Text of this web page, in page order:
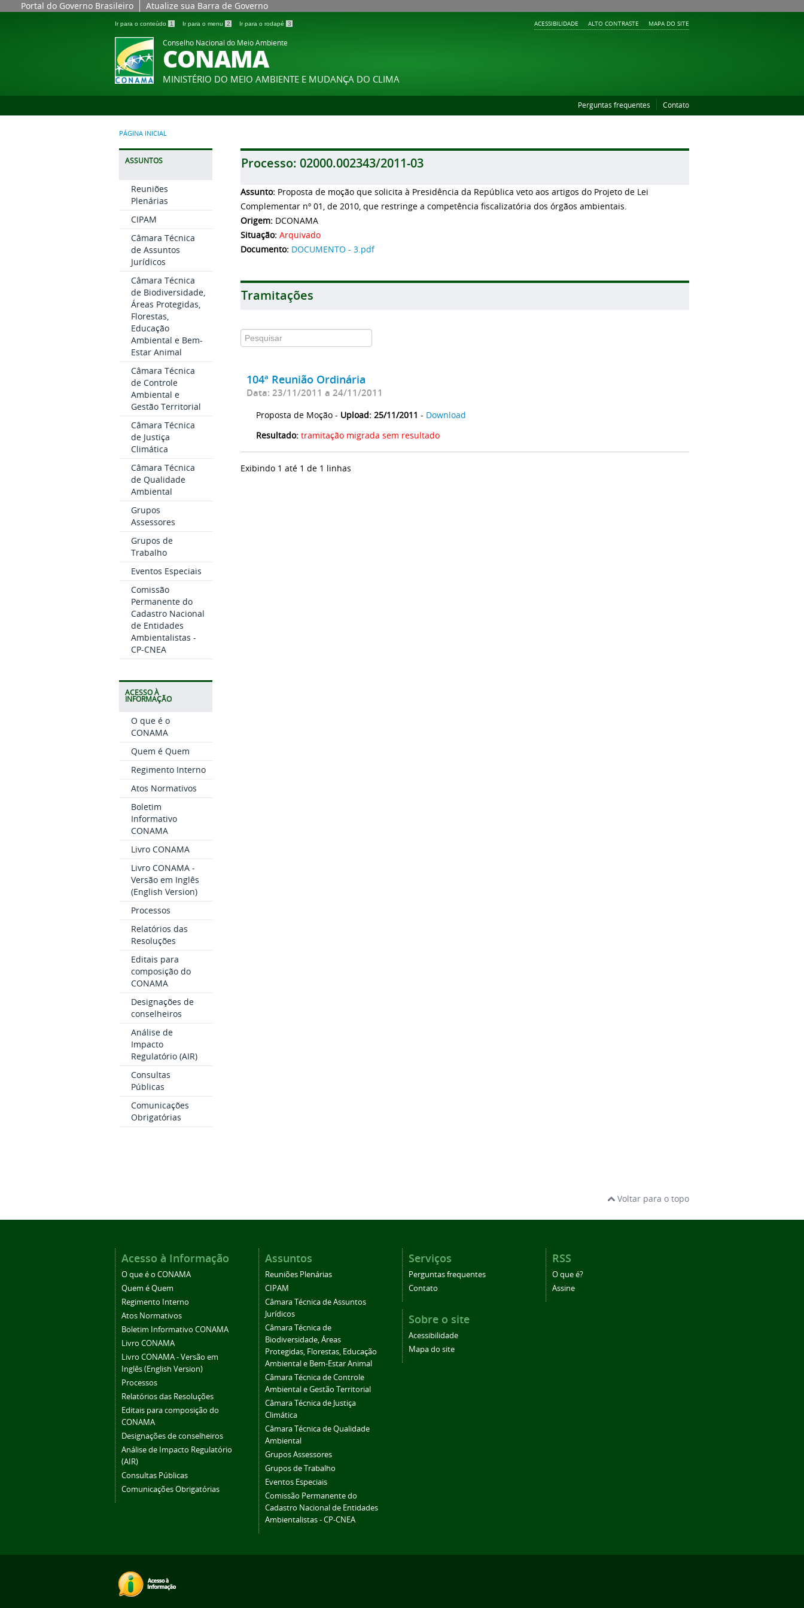
Portal do Governo Brasileiro Atualize sua Barra de Governo
Ir para o conteúdo 1 Ir para o menu 2 Ir para o rodapé 3 ACESSIBILIDADE ALTO CONTRASTE MAPA DO SITE
Conselho Nacional do Meio Ambiente
CONAMA
MINISTÉRIO DO MEIO AMBIENTE E MUDANÇA DO CLIMA
Perguntas frequentes Contato
PÁGINA INICIAL
ASSUNTOS
Reuniões
Plenárias
CIPAM
Câmara Técnica
de Assuntos
Jurídicos
Câmara Técnica
de Biodiversidade,
Áreas Protegidas,
Florestas,
Educação
Ambiental e Bem-
Estar Animal
Câmara Técnica
de Controle
Ambiental e
Gestão Territorial
Câmara Técnica
de Justiça
Climática
Câmara Técnica
de Qualidade
Ambiental
Grupos
Assessores
Grupos de
Trabalho
Eventos Especiais
Comissão
Permanente do
Cadastro Nacional
de Entidades
Ambientalistas -
CP-CNEA
ACESSO À
INFORMAÇÃO
O que é o
CONAMA
Quem é Quem
Regimento Interno
Atos Normativos
Boletim
Informativo
CONAMA
Livro CONAMA
Livro CONAMA -
Versão em Inglês
(English Version)
Processos
Relatórios das
Resoluções
Editais para
composição do
CONAMA
Designações de
conselheiros
Análise de
Impacto
Regulatório (AIR)
Consultas
Públicas
Comunicações
Obrigatórias
Processo: 02000.002343/2011-03
Assunto: Proposta de moção que solicita à Presidência da República veto aos artigos do Projeto de Lei
Complementar nº 01, de 2010, que restringe a competência fiscalizatória dos órgãos ambientais.
Origem: DCONAMA
Situação: Arquivado
Documento: DOCUMENTO - 3.pdf
Tramitações
104ª Reunião Ordinária
Data: 23/11/2011 a 24/11/2011
Proposta de Moção - Upload: 25/11/2011 - Download
Resultado: tramitação migrada sem resultado
Exibindo 1 até 1 de 1 linhas
Voltar para o topo
Acesso à Informação
O que é o CONAMA
Quem é Quem
Regimento Interno
Atos Normativos
Boletim Informativo CONAMA
Livro CONAMA
Livro CONAMA - Versão em
Inglês (English Version)
Processos
Relatórios das Resoluções
Editais para composição do
CONAMA
Designações de conselheiros
Análise de Impacto Regulatório
(AIR)
Consultas Públicas
Comunicações Obrigatórias
Assuntos
Reuniões Plenárias
CIPAM
Câmara Técnica de Assuntos
Jurídicos
Câmara Técnica de
Biodiversidade, Áreas
Protegidas, Florestas, Educação
Ambiental e Bem-Estar Animal
Câmara Técnica de Controle
Ambiental e Gestão Territorial
Câmara Técnica de Justiça
Climática
Câmara Técnica de Qualidade
Ambiental
Grupos Assessores
Grupos de Trabalho
Eventos Especiais
Comissão Permanente do
Cadastro Nacional de Entidades
Ambientalistas - CP-CNEA
Serviços
Perguntas frequentes
Contato
RSS
O que é?
Assine
Sobre o site
Acessibilidade
Mapa do site